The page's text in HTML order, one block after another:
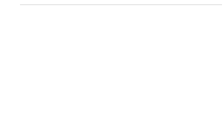
preventie- en behandelingsmeth